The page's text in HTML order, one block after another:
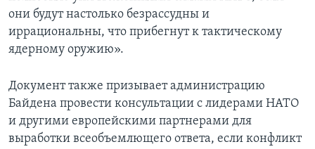
они будут настолько безрассудны и
иррациональны, что прибегнут к тактическому
ядерному оружию».
Документ также призывает администрацию
Байдена провести консультации с лидерами НАТО
и другими европейскими партнерами для
выработки всеобъемлющего ответа, если конфликт